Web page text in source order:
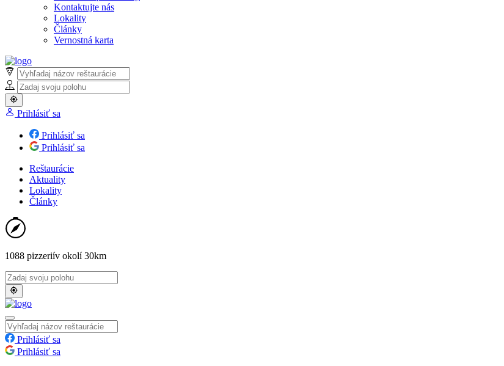
Kontaktujte nás
Lokality
Články
Vernostná karta
Prihlásiť sa
Prihlásiť sa
Prihlásiť sa
Reštaurácie
Aktuality
Lokality
Články
1088 pizzeriív okolí 30km
Prihlásiť sa
Prihlásiť sa